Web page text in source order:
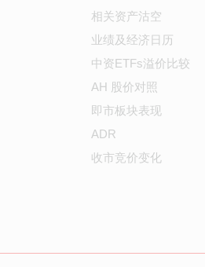
相关资产沽空
业绩及经济日历
中资ETFs溢价比较
AH 股价对照
即市板块表现
ADR
收市竞价变化